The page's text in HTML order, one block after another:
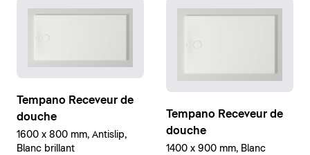
Tempano Receveur de
douche
1600 x 800 mm, Antislip,
Blanc brillant
Tempano Receveur de
douche
1400 x 900 mm, Blanc